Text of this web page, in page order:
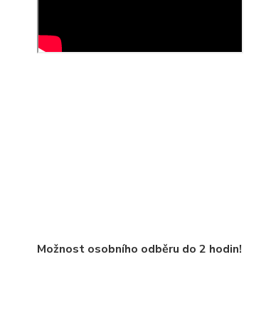
Možnost osobního odběru do 2 hodin!